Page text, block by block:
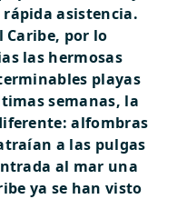
asistencia.
por lo
las hermosas
playas
semanas, la
alfombras
a las pulgas
al mar una
ya se han visto